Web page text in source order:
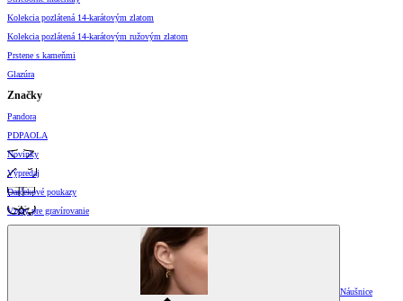
Kolekcia pozlátená 14-karátovým zlatom
Kolekcia pozlátená 14-karátovým ružovým zlatom
Prstene s kameňmi
Glazúra
Značky
Pandora
PDPAOLA
Novinky
Výpredaj
Darčekové poukazy
Vzory pre gravírovanie
Náušnice